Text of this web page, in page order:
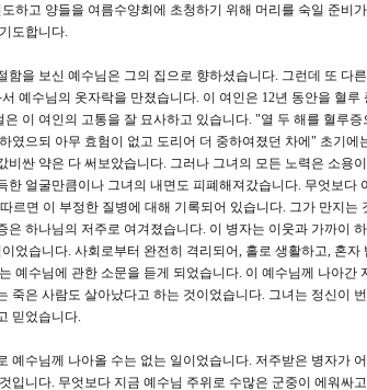
하고 양들을 여름수양회에 초청하기 위해 머리를 숙일 준비
도합니다.
함을 보신 예수님은 그의 집으로 향하셨습니다. 그런데 또 다
예수님의 옷자락을 만졌습니다. 이 여인은 12년 동안을 혈
은 이 여인의 고통을 잘 묘사하고 있습니다. "열 두 해를 혈루
였으되 아무 효험이 없고 도리어 더 중하여졌던 차에" 초기
비싼 약은 다 써보았습니다. 그러나 그녀의 모든 노력은 소용
한 얼굴만큼이나 그녀의 내면도 피폐해져갔습니다. 무엇보다
르면 이 부정한 질병에 대해 기록되어 있습니다. 그가 만지
은 하나님의 저주로 여겨졌습니다. 이 병자는 이웃과 가까이
었습니다. 사회로부터 완전히 격리되어, 홀로 생활하고, 혼
예수님에 관한 소문을 듣게 되었습니다. 이 예수님께 나아
죽은 사람도 살아났다고 하는 것이었습니다. 그녀는 정신이
믿었습니다.
예수님께 나아올 수는 없는 일이었습니다. 저주받은 병자가
입니다. 무엇보다 지금 예수님 주위로 수많은 군중이 에워싸